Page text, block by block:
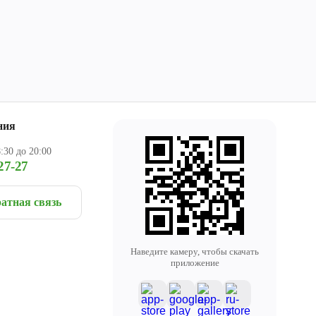
до 20:00
27
связь
Наведите камеру, чтобы скачать
приложение